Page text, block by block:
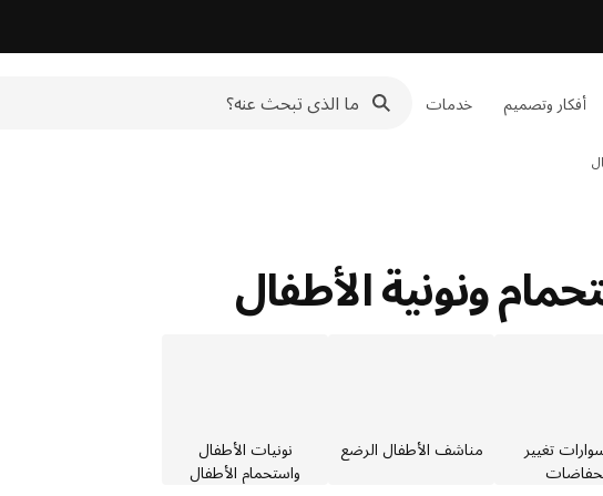
أفكار وتصميم خدمات
ونونية الأطفال
تغيير
مناشف الأطفال الرضع
نونيات الأطفال
واستحمام الأطفال